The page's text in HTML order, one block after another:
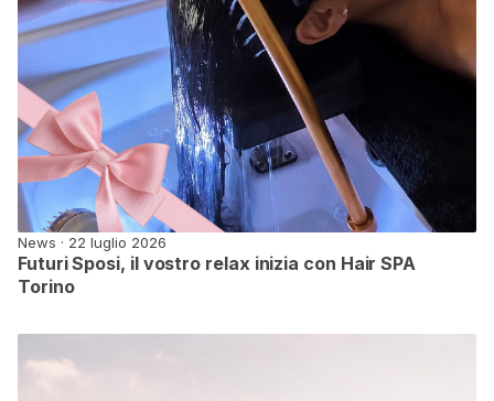
News · 22 luglio 2026
Futuri Sposi, il vostro relax inizia con Hair SPA
Torino